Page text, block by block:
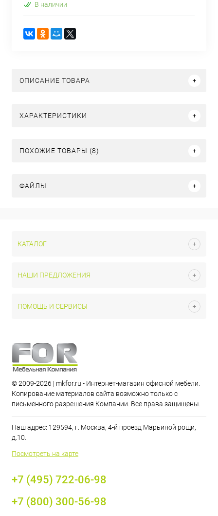
В наличии
ОПИСАНИЕ ТОВАРА
ХАРАКТЕРИСТИКИ
ПОХОЖИЕ ТОВАРЫ (8)
ФАЙЛЫ
КАТАЛОГ
НАШИ ПРЕДЛОЖЕНИЯ
ПОМОЩЬ И СЕРВИСЫ
© 2009-2026 | mkfor.ru - Интернет-магазин офисной мебели.
Копирование материалов сайта возможно только с
письменного разрешения Компании. Все права защищены.
Наш адрес: 129594, г. Москва, 4-й проезд Марьиной рощи,
д.10.
Посмотреть на карте
+7 (495) 722-06-98
+7 (800) 300-56-98